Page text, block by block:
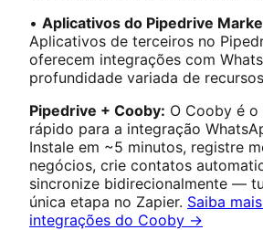
• Aplicativos do Pipedrive
Aplicativos de terceiros no
oferecem integrações com
profundidade variada de
Pipedrive + Cooby: O Cooby é o
rápido para a integração
Instale em ~5 minutos, registre
negócios, crie contatos
sincronize bidirecionalmente —
única etapa no Zapier. Saiba
integrações do Cooby →